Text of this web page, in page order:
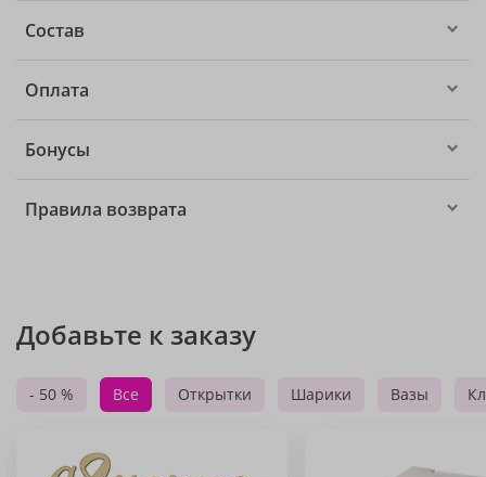
Состав
Оплата
Бонусы
Правила возврата
Добавьте к заказу
- 50 % Все Открытки Шарики Вазы